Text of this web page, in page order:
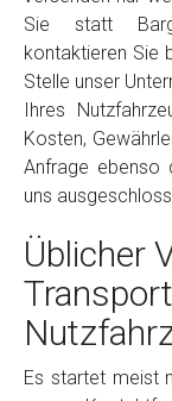
Sie statt
kontaktieren Sie
Stelle unser
Ihres
Kosten,
Anfrage ebenso
uns
Üblicher
Es startet meist